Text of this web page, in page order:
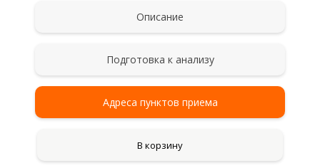
Описание
Подготовка к анализу
Адреса пунктов приема
В корзину